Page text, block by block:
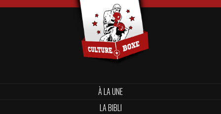
À LA UNE
LA BIBLI